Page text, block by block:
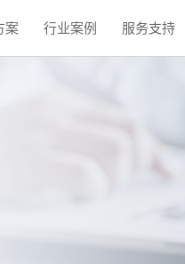
案 行业案例 服务支持